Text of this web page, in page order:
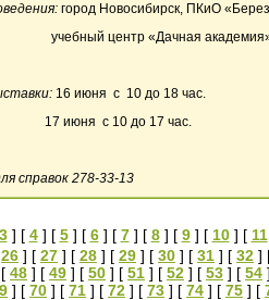
город Новосибирск, ПКиО
учебный центр «Дачная
16 июня с 10 до 18 час.
17 июня с 10 до 17 час.
справок 278-33-13
3] [ 4] [ 5] [ 6] [ 7] [ 8] [ 9] [ 10] [ 11
26 ] [ 27 ] [ 28 ] [ 29 ] [ 30 ] [ 31 ] [ 32 ]
48 ] [ 49 ] [ 50 ] [ 51 ] [ 52 ] [ 53 ] [ 54
] [ 70 ] [ 71 ] [ 72 ] [ 73 ] [ 74 ] [ 75 ] [